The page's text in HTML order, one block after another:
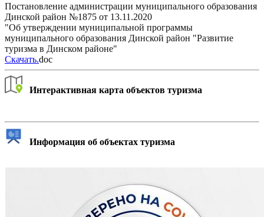
Постановление администрации муниципального образования
Динской район №1875 от 13.11.2020
"Об утверждении муниципальной программы
муниципального образования Динской район "Развитие
туризма в Динском районе"
Скачать.doc
Интерактивная карта объектов туризма
Информация об объектах туризма